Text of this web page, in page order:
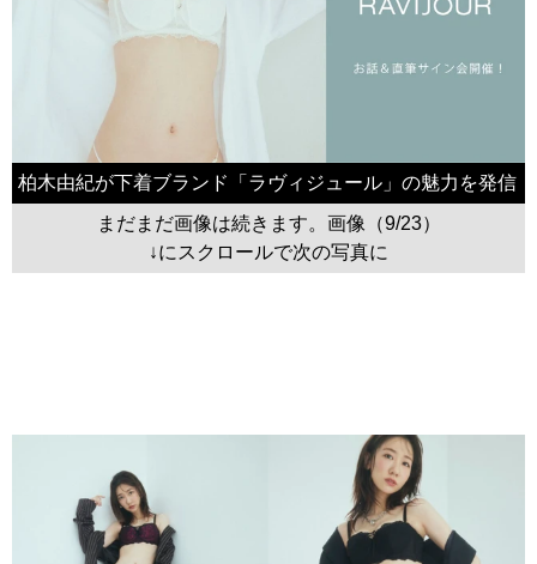
柏木由紀が下着ブランド「ラヴィジュール」の魅力を発信
まだまだ画像は続きます。画像（9/23）
↓にスクロールで次の写真に